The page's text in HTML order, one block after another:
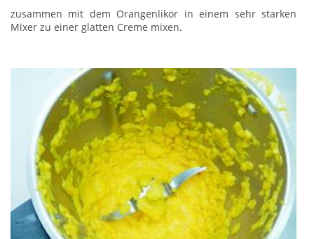
zusammen mit dem Orangenlikör in einem sehr starken
Mixer zu einer glatten Creme mixen.